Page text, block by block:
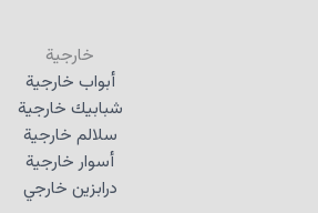
خارجية
أبواب خارجية
شبابيك خارجية
سلالم خارجية
أسوار خارجية
درابزين خارجي